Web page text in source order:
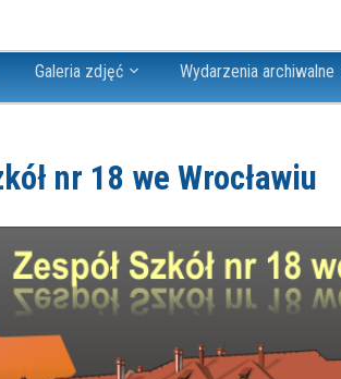
Galeria zdjęć Wydarzenia archiwalne
nr 18 we Wrocławiu